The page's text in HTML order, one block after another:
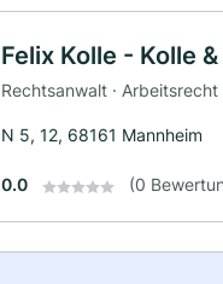
Felix Kolle - Kolle
Rechtsanwalt ·
N 5, 12, 68161 Mannheim
0.0 (0